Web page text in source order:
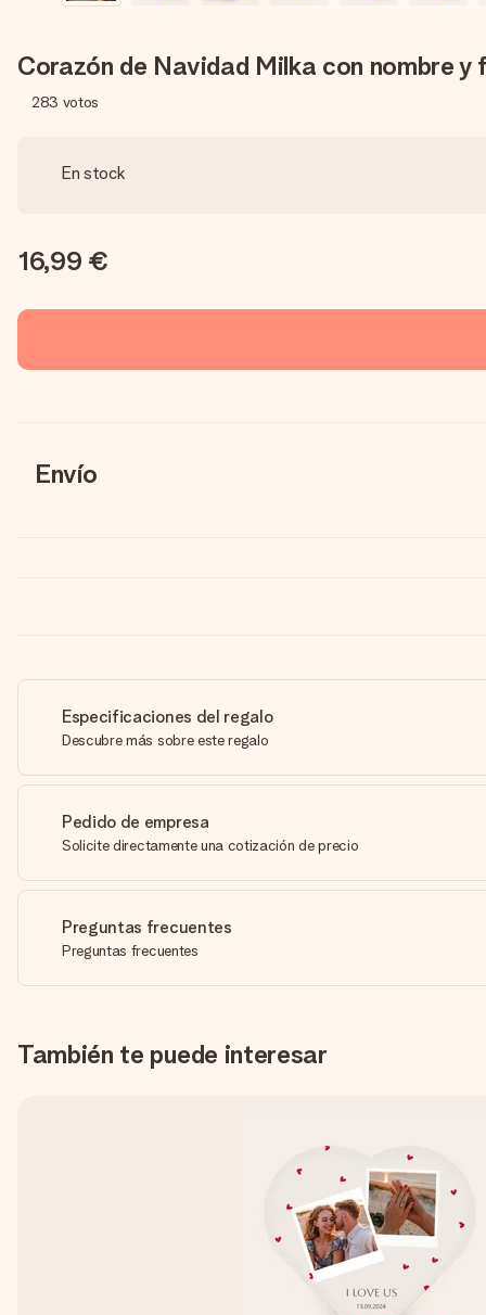
Corazón de Navidad Milka con nombre y
283 votos
En stock
16,99 €
Envío
Especificaciones del regalo
Descubre más sobre este regalo
Pedido de empresa
Solicite directamente una cotización de precio
Preguntas frecuentes
Preguntas frecuentes
También te puede interesar